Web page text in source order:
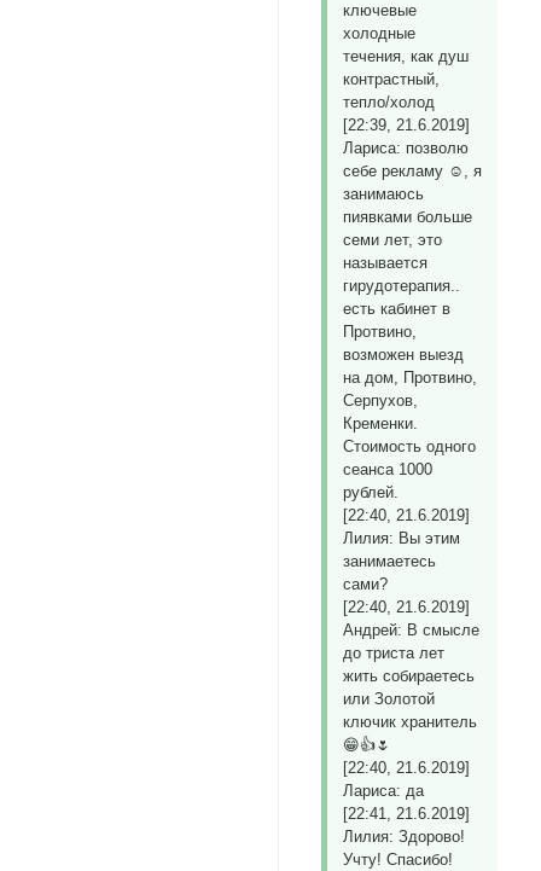
ключевые
холодные
течения, как душ
контрастный,
тепло/холод
[22:39, 21.6.2019]
Лариса: позволю
себе рекламу ☺, я
занимаюсь
пиявками больше
семи лет, это
называется
гирудотерапия..
есть кабинет в
Протвино,
возможен выезд
на дом, Протвино,
Серпухов,
Кременки.
Стоимость одного
сеанса 1000
рублей.
[22:40, 21.6.2019]
Лилия: Вы этим
занимаетесь
сами?
[22:40, 21.6.2019]
Андрей: В смысле
до триста лет
жить собираетесь
или Золотой
ключик хранитель
😁👍🌷
[22:40, 21.6.2019]
Лариса: да
[22:41, 21.6.2019]
Лилия: Здорово!
Учту! Спасибо!